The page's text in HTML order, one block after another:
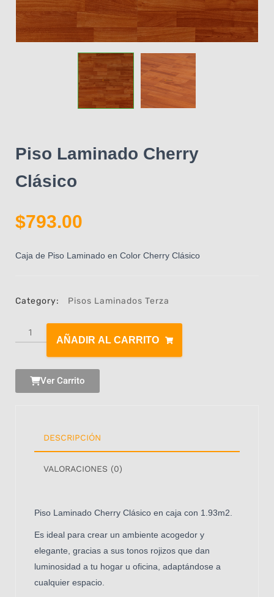
Piso Laminado Cherry
Clásico
$793.00
Caja de Piso Laminado en Color Cherry Clásico
Category: Pisos Laminados Terza
AÑADIR AL CARRITO
Ver Carrito
DESCRIPCIÓN
VALORACIONES (0)
Piso Laminado Cherry Clásico en caja con 1.93m2.
Es ideal para crear un ambiente acogedor y
elegante, gracias a sus tonos rojizos que dan
luminosidad a tu hogar u oficina, adaptándose a
cualquier espacio.